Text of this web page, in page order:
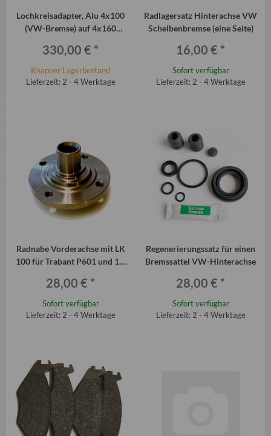
Lochkreisadapter, Alu 4x100
(VW-Bremse) auf 4x160
330,00 € *
Knapper Lagerbestand
Lieferzeit: 2 - 4 Werktage
Radlagersatz Hinterachse VW
Scheibenbremse (eine Seite)
16,00 € *
Sofort verfügbar
Lieferzeit: 2 - 4 Werktage
Radnabe Vorderachse mit LK
100 für Trabant P601 und 1.1
28,00 € *
Sofort verfügbar
Lieferzeit: 2 - 4 Werktage
Regenerierungssatz für einen
Bremssattel VW-Hinterachse
28,00 € *
Sofort verfügbar
Lieferzeit: 2 - 4 Werktage